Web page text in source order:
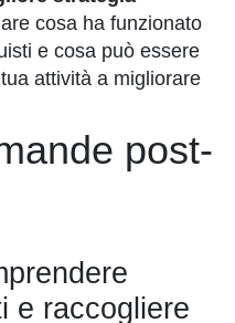
cosa ha funzionato
e cosa può essere
attività a migliorare
post-
e raccogliere